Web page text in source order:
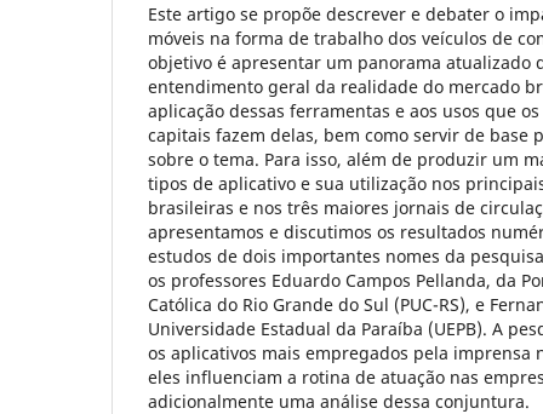
Este artigo se propõe descrever e debater o
móveis na forma de trabalho dos veículos de
objetivo é apresentar um panorama atualizado
entendimento geral da realidade do mercado
aplicação dessas ferramentas e aos usos que
capitais fazem delas, bem como servir de base
sobre o tema. Para isso, além de produzir um
tipos de aplicativo e sua utilização nos
brasileiras e nos três maiores jornais de
apresentamos e discutimos os resultados
estudos de dois importantes nomes da
os professores Eduardo Campos Pellanda, da
Católica do Rio Grande do Sul (PUC-RS), e
Universidade Estadual da Paraíba (UEPB). A
os aplicativos mais empregados pela imprensa
eles influenciam a rotina de atuação nas
adicionalmente uma análise dessa conjuntura.